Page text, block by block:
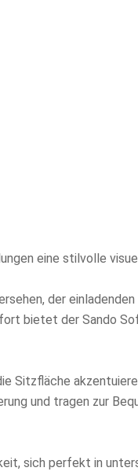
eine stilvolle
der
bietet der Sando
Sitzfläche
und tragen zur
sich perfekt in